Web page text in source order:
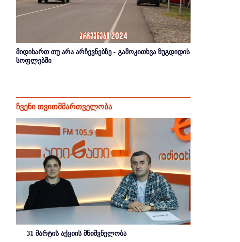
მიდიხართ თუ არა არჩევნებზე - გამოკითხვა ზუგდიდის
სოფლებში
ჩვენი თვითმმართველობა
31 მარტის აქციის მნიშვნელობა